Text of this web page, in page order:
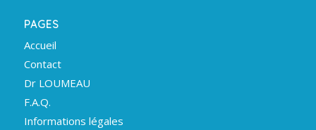
PAGES
Accueil
Contact
Dr LOUMEAU
F.A.Q.
Informations légales